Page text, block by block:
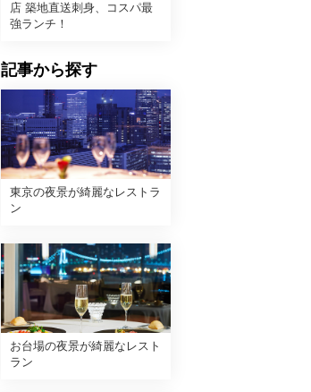
店 築地直送刺身、コスパ最
強ランチ！
記事から探す
東京の夜景が綺麗なレストラ
ン
お台場の夜景が綺麗なレスト
ラン